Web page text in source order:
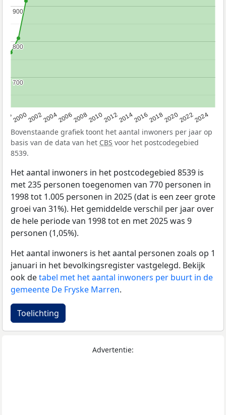
2000200220042006200820102012201420162018202020222024
700
700
800
800
900
900
Bovenstaande grafiek toont het aantal inwoners per jaar op
basis van de data van het CBS voor het postcodegebied
8539.
Het aantal inwoners in het postcodegebied 8539 is
met 235 personen toegenomen van 770 personen in
1998 tot 1.005 personen in 2025 (dat is een zeer grote
groei van 31%). Het gemiddelde verschil per jaar over
de hele periode van 1998 tot en met 2025 was 9
personen (1,05%).
Het aantal inwoners is het aantal personen zoals op 1
januari in het bevolkingsregister vastgelegd. Bekijk
ook detabel met het aantal inwoners per buurt in de
gemeente De Fryske Marren.
Toelichting
Advertentie: